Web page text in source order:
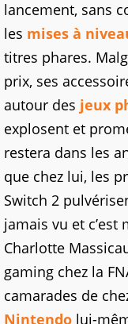
lancement, sans
les mises à
titres phares.
prix, ses
autour des jeux
explosent et
restera dans les
que chez lui, les
Switch 2
jamais vu et c’est
Charlotte
gaming chez la
camarades de
Nintendo lui-